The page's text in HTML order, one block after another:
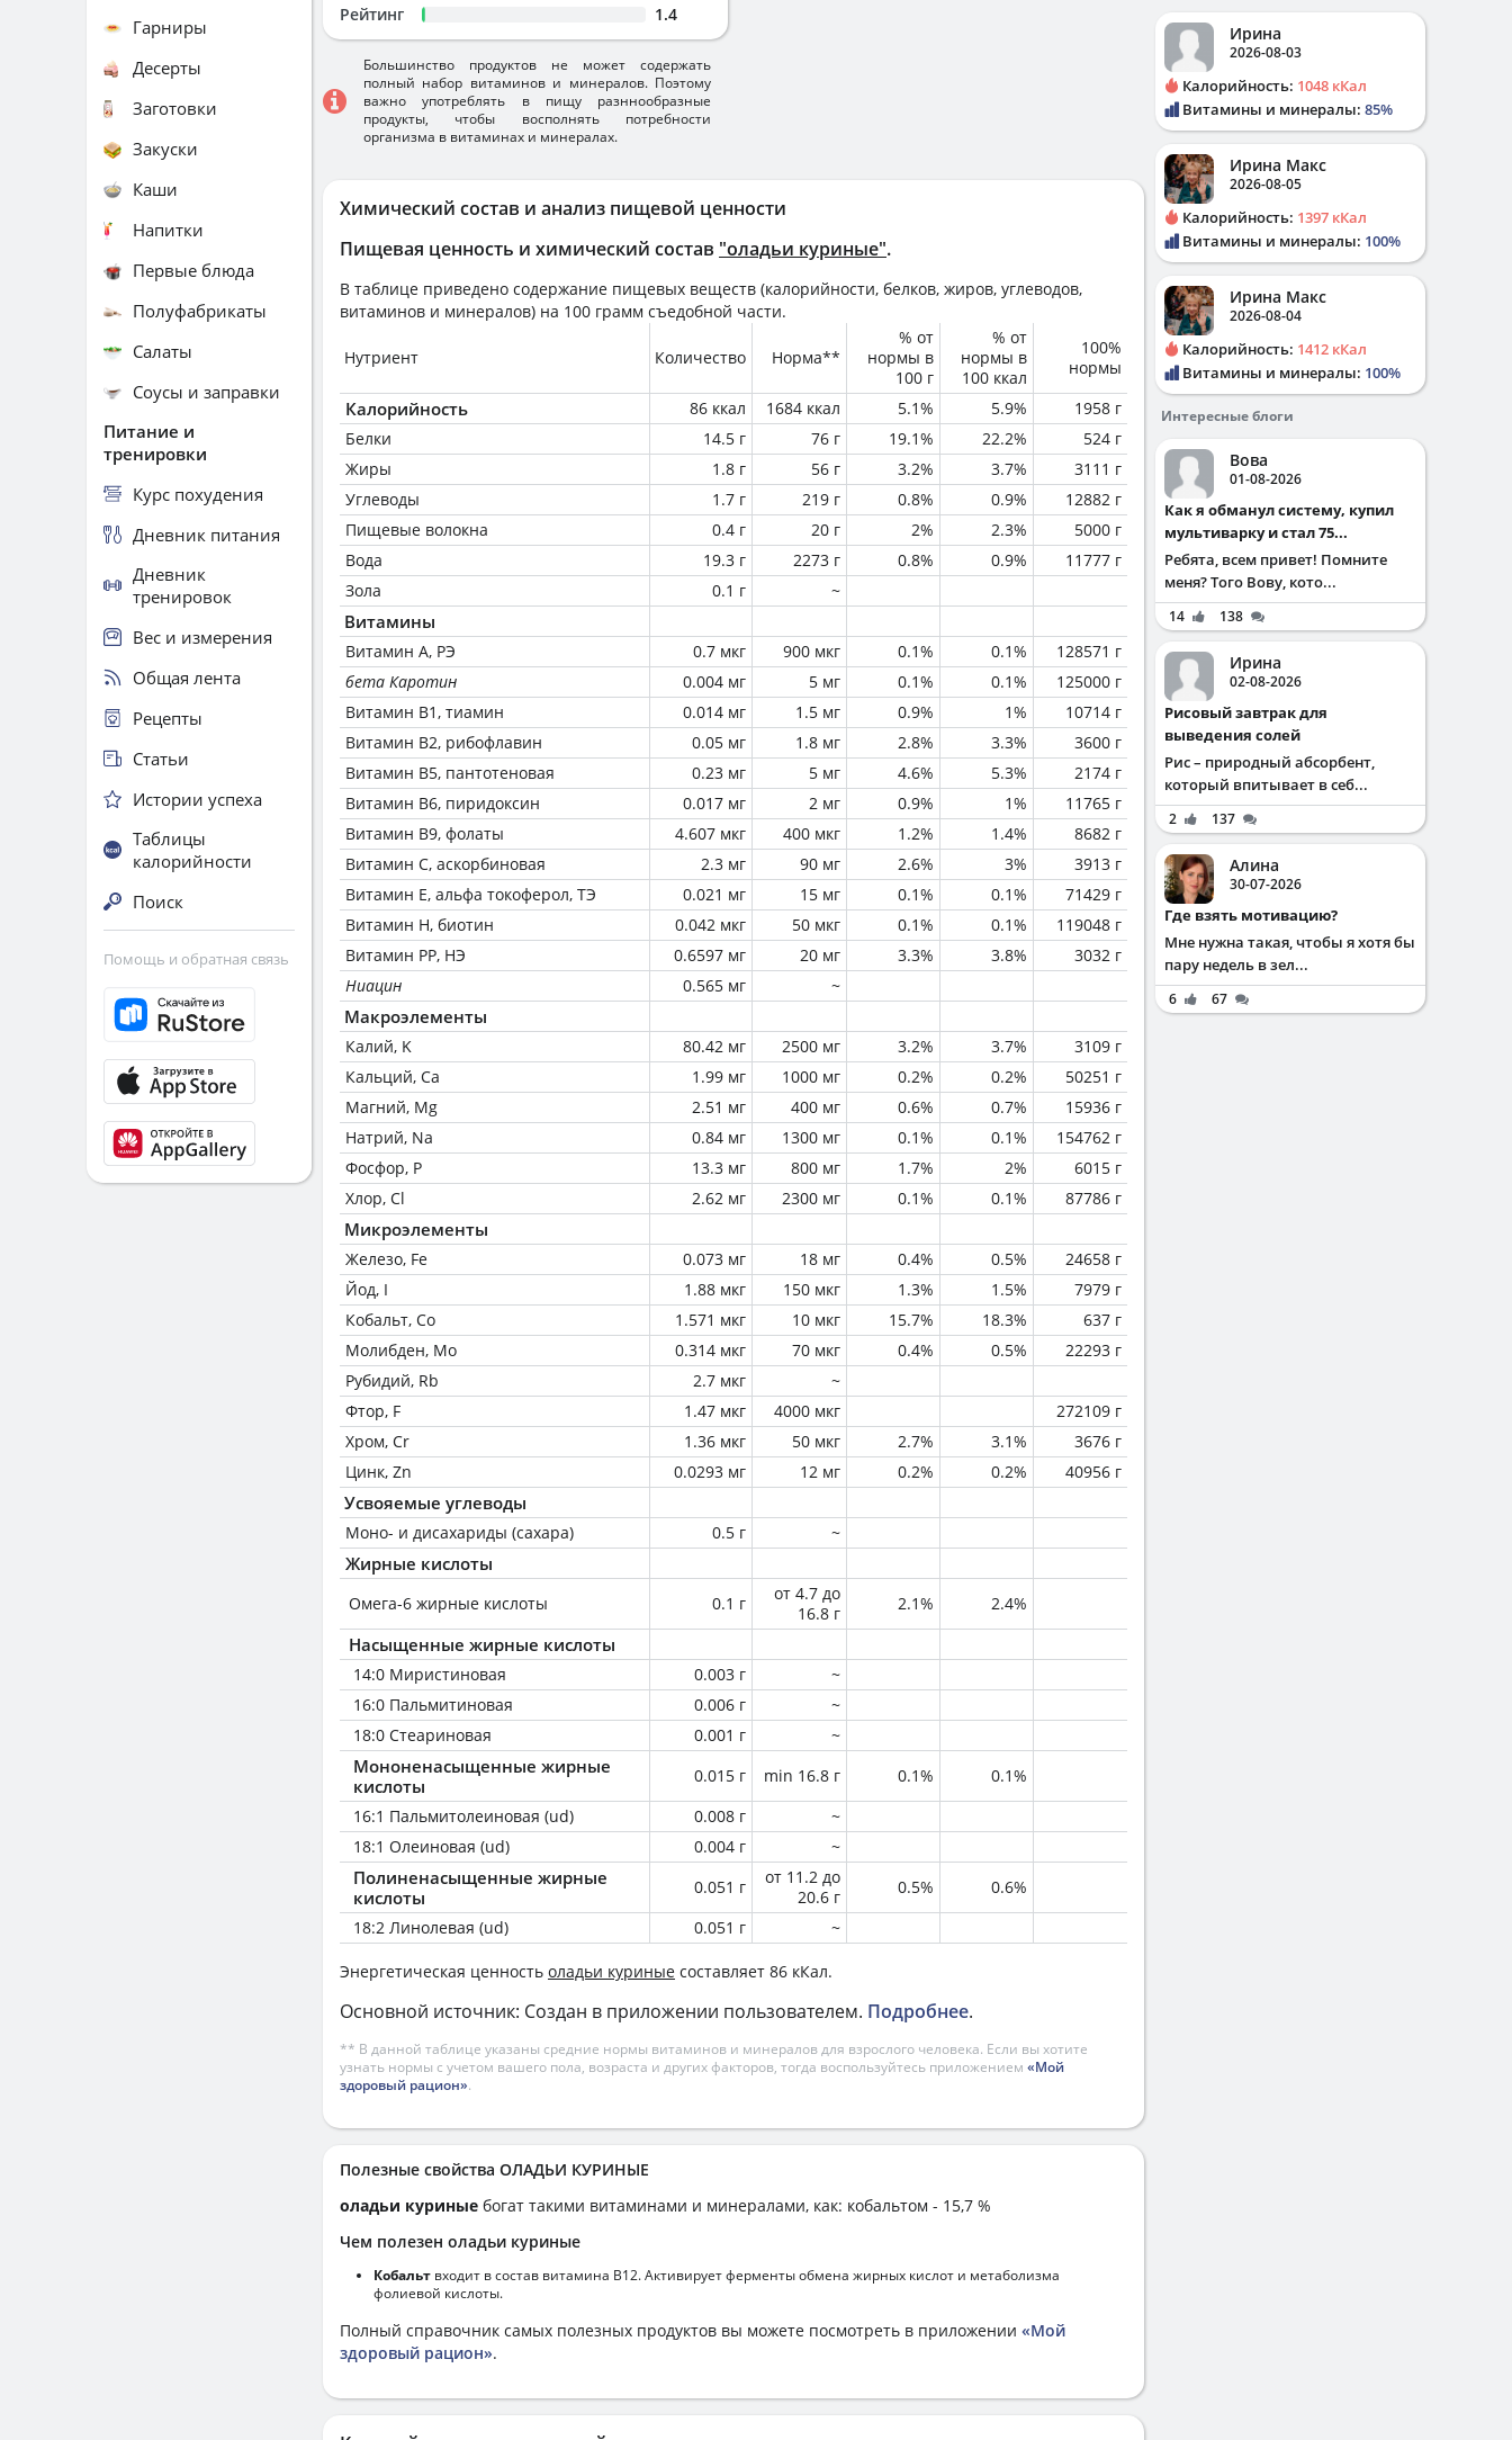
Химический состав и анализ пищевой ценности
Пищевая ценность и химический состав "оладьи куриные".
В таблице приведено содержание пищевых веществ (калорийности, белков, жиров, углеводов,
витаминов и минералов) на 100 грамм съедобной части.
Нутриент Количество Норма**
% от
нормы в
100 г
% от
нормы в
100 ккал
100%
нормы
Калорийность 86 ккал 1684 ккал 5.1% 5.9%
1958 г
Белки
14.5 г 76 г 19.1% 22.2%
524 г
Жиры
1.8 г 56 г 3.2% 3.7%
3111 г
Углеводы
1.7 г 219 г 0.8% 0.9%
12882 г
Пищевые волокна
0.4 г 20 г 2% 2.3%
5000 г
Вода
19.3 г 2273 г 0.8% 0.9%
11777 г
Зола
0.1 г ~
Витамины
Витамин А, РЭ 0.7 мкг 900 мкг 0.1% 0.1%
128571 г
бета Каротин
0.004 мг 5 мг 0.1% 0.1%
125000 г
Витамин В1, тиамин
0.014 мг 1.5 мг 0.9% 1%
10714 г
Витамин В2, рибофлавин
0.05 мг 1.8 мг 2.8% 3.3%
3600 г
Витамин В5, пантотеновая
0.23 мг 5 мг 4.6% 5.3%
2174 г
Витамин В6, пиридоксин
0.017 мг 2 мг 0.9% 1%
11765 г
Витамин В9, фолаты
4.607 мкг 400 мкг 1.2% 1.4%
8682 г
Витамин C, аскорбиновая
2.3 мг 90 мг 2.6% 3%
3913 г
Витамин Е, альфа токоферол, ТЭ
0.021 мг 15 мг 0.1% 0.1%
71429 г
Витамин Н, биотин
0.042 мкг 50 мкг 0.1% 0.1%
119048 г
Витамин РР, НЭ
0.6597 мг 20 мг 3.3% 3.8%
3032 г
Ниацин
0.565 мг ~
Макроэлементы
Калий, K 80.42 мг 2500 мг 3.2% 3.7%
3109 г
Кальций, Ca
1.99 мг 1000 мг 0.2% 0.2%
50251 г
Магний, Mg
2.51 мг 400 мг 0.6% 0.7%
15936 г
Натрий, Na
0.84 мг 1300 мг 0.1% 0.1%
154762 г
Фосфор, P
13.3 мг 800 мг 1.7% 2%
6015 г
Хлор, Cl
2.62 мг 2300 мг 0.1% 0.1% 87786 г
Микроэлементы
Железо, Fe 0.073 мг 18 мг 0.4% 0.5%
24658 г
Йод, I
1.88 мкг 150 мкг 1.3% 1.5%
7979 г
Кобальт, Co
1.571 мкг 10 мкг 15.7% 18.3%
637 г
Молибден, Mo
0.314 мкг 70 мкг 0.4% 0.5%
22293 г
Рубидий, Rb
2.7 мкг
~
Фтор, F
1.47 мкг 4000 мкг
272109 г
Хром, Cr
1.36 мкг 50 мкг 2.7% 3.1%
3676 г
Цинк, Zn
0.0293 мг 12 мг 0.2% 0.2% 40956 г
Усвояемые углеводы
Моно- и дисахариды (сахара) 0.5 г ~
Жирные кислоты
Омега-6 жирные кислоты 0.1 г
от 4.7 до
16.8 г
2.1% 2.4%
Насыщенные жирные кислоты
14:0 Миристиновая 0.003 г
~
16:0 Пальмитиновая
0.006 г
~
18:0 Стеариновая
0.001 г ~
Мононенасыщенные жирные
кислоты
0.015 г min 16.8 г 0.1%
0.1%
16:1 Пальмитолеиновая (ud)
0.008 г
~
18:1 Олеиновая (ud)
0.004 г ~
Полиненасыщенные жирные
кислоты
0.051 г
от 11.2 до
20.6 г
0.5%
0.6%
18:2 Линолевая (ud)
0.051 г ~
Энергетическая ценность оладьи куриные составляет 86 кКал.
Основной источник: Создан в приложении пользователем. Подробнее.
** В данной таблице указаны средние нормы витаминов и минералов для взрослого человека. Если вы хотите
узнать нормы с учетом вашего пола, возраста и других факторов, тогда воспользуйтесь приложением «Мой
здоровый рацион».
Рейтинг 1.4
Большинство продуктов не может содержать
полный набор витаминов и минералов. Поэтому
важно употреблять в пищу разннообразные
продукты, чтобы восполнять потребности
организма в витаминах и минералах.
Полезные свойства ОЛАДЬИ КУРИНЫЕ
оладьи куриные богат такими витаминами и минералами, как: кобальтом - 15,7 %
Чем полезен оладьи куриные
Кобальт входит в состав витамина В12. Активирует ферменты обмена жирных кислот и метаболизма
фолиевой кислоты.
Полный справочник самых полезных продуктов вы можете посмотреть в приложении «Мой
здоровый рацион».
Гарниры
Десерты
Заготовки
Закуски
Каши
Напитки
Первые блюда
Полуфабрикаты
Салаты
Соусы и заправки
Питание и
тренировки
Курс похудения
Дневник питания
Дневник
тренировок
Вес и измерения
Общая лента
Рецепты
Статьи
Истории успеха
Таблицы
калорийности
Поиск
Помощь и обратная связь
Ирина
2026-08-03
Калорийность: 1048 кКал
Витамины и минералы: 85%
Ирина Макс
2026-08-05
Калорийность: 1397 кКал
Витамины и минералы: 100%
Ирина Макс
2026-08-04
Калорийность: 1412 кКал
Витамины и минералы: 100%
Интересные блоги
Вова
01-08-2026
Как я обманул систему, купил
мультиварку и стал 75...
Ребята, всем привет! Помните
меня? Того Вову, кото...
14 138
Ирина
02-08-2026
Рисовый завтрак для
выведения солей
Рис – природный абсорбент,
который впитывает в себ...
2 137
Алина
30-07-2026
Где взять мотивацию?
Мне нужна такая, чтобы я хотя бы
пару недель в зел...
6 67